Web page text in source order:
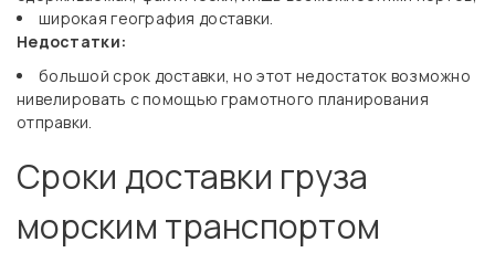
широкая география доставки.
Недостатки:
большой срок доставки, но этот недостаток возможно
нивелировать с помощью грамотного планирования
отправки.
Сроки доставки груза
морским транспортом